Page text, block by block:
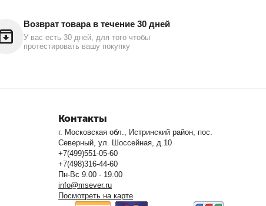
Возврат товара в течение 30 дней
У вас есть 30 дней, для того чтобы
протестировать вашу покупку
Контакты
г. Московская обл., Истринский район, пос.
Северный, ул. Шоссейная, д.10
+7(499)551-05-60
+7(498)316-44-60
Пн-Вс 9.00 - 19.00
info@msever.ru
Посмотреть на карте